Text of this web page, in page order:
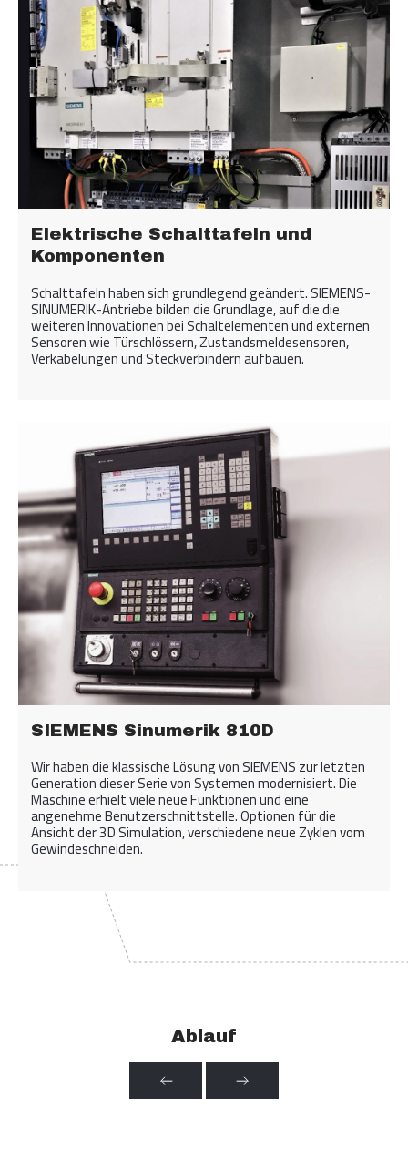
Elektrische Schalttafeln und
Komponenten
Schalttafeln haben sich grundlegend geändert. SIEMENS-
SINUMERIK-Antriebe bilden die Grundlage, auf die die
weiteren Innovationen bei Schaltelementen und externen
Sensoren wie Türschlössern, Zustandsmeldesensoren,
Verkabelungen und Steckverbindern aufbauen.
SIEMENS Sinumerik 810D
Wir haben die klassische Lösung von SIEMENS zur letzten
Generation dieser Serie von Systemen modernisiert. Die
Maschine erhielt viele neue Funktionen und eine
angenehme Benutzerschnittstelle. Optionen für die
Ansicht der 3D Simulation, verschiedene neue Zyklen vom
Gewindeschneiden.
Ablauf